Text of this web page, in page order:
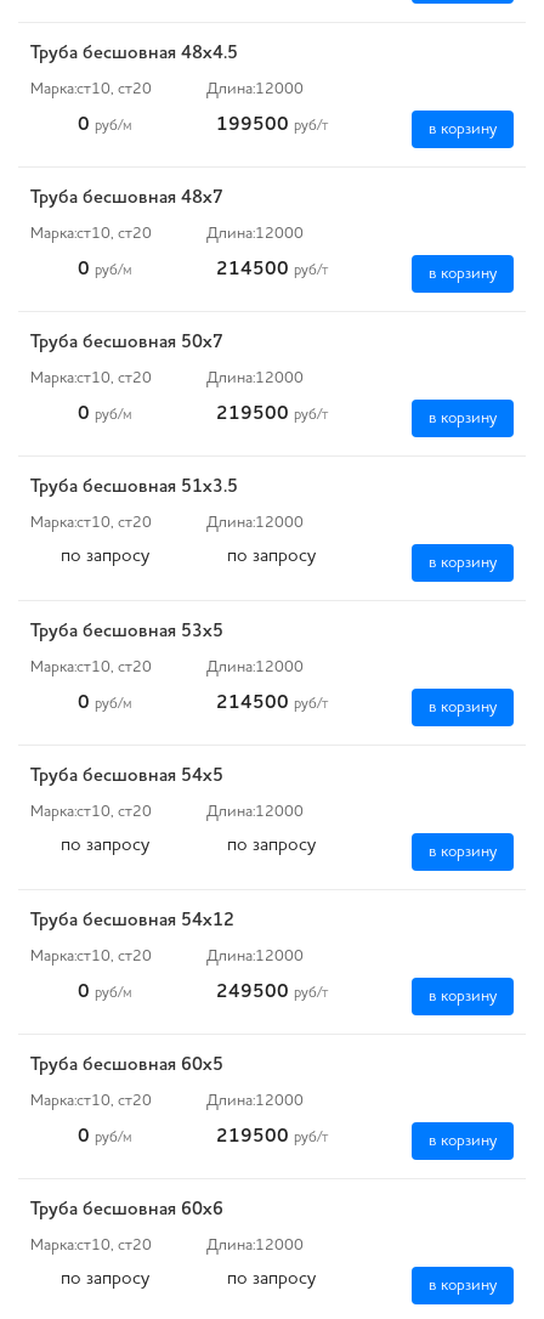
Труба бесшовная 48х4.5
Марка:ст10, ст20 Длина:12000
0 руб/м 199500 руб/т в корзину
Труба бесшовная 48х7
Марка:ст10, ст20 Длина:12000
0 руб/м 214500 руб/т в корзину
Труба бесшовная 50х7
Марка:ст10, ст20 Длина:12000
0 руб/м 219500 руб/т в корзину
Труба бесшовная 51х3.5
Марка:ст10, ст20 Длина:12000
по запросу по запросу в корзину
Труба бесшовная 53х5
Марка:ст10, ст20 Длина:12000
0 руб/м 214500 руб/т в корзину
Труба бесшовная 54х5
Марка:ст10, ст20 Длина:12000
по запросу по запросу в корзину
Труба бесшовная 54х12
Марка:ст10, ст20 Длина:12000
0 руб/м 249500 руб/т в корзину
Труба бесшовная 60х5
Марка:ст10, ст20 Длина:12000
0 руб/м 219500 руб/т в корзину
Труба бесшовная 60х6
Марка:ст10, ст20 Длина:12000
по запросу по запросу в корзину